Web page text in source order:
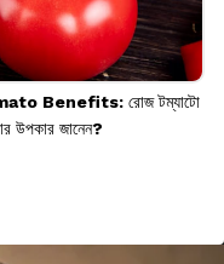
Benefits: রোজ টম্যাটো
উপকার জানেন?